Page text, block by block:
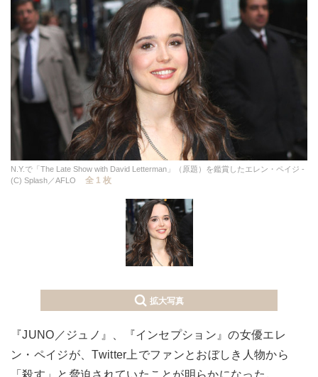
N.Y.で「The Late Show with David Letterman」（原題）を鑑賞したエレン・ペイジ -
(C) Splash／AFLO
全 1 枚
拡大写真
『JUNO／ジュノ』、『インセプション』の女優エレ
ン・ペイジが、Twitter上でファンとおぼしき人物から